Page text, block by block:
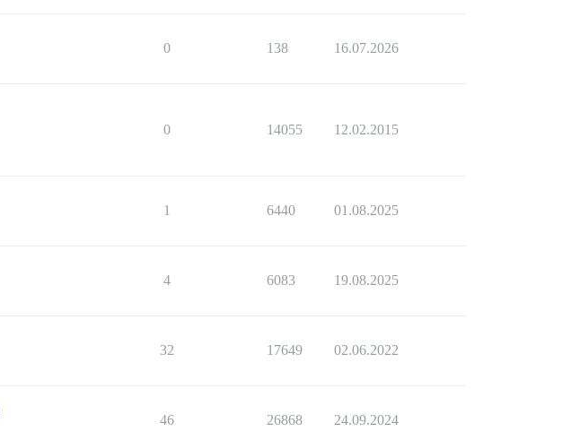
0 138 16.07.2026
0 14055 12.02.2015
1 6440 01.08.2025
4 6083 19.08.2025
32 17649 02.06.2022
46 26868 24.09.2024